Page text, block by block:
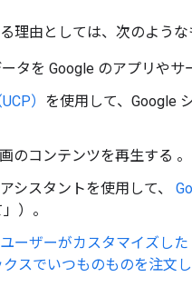
理由としては、次のような
タを Google のアプリやサ
） を使用して、Google
のコンテンツを再生する 。
シスタントを使用して、
）。
ーザーがカスタマイズし
スでいつものものを注文し